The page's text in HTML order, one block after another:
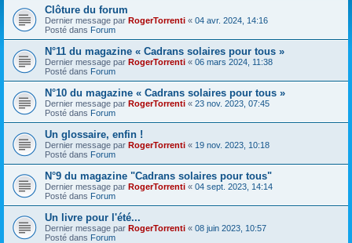
Clôture du forum
Dernier message par RogerTorrenti « 04 avr. 2024, 14:16
Posté dans Forum
N°11 du magazine « Cadrans solaires pour tous »
Dernier message par RogerTorrenti « 06 mars 2024, 11:38
Posté dans Forum
N°10 du magazine « Cadrans solaires pour tous »
Dernier message par RogerTorrenti « 23 nov. 2023, 07:45
Posté dans Forum
Un glossaire, enfin !
Dernier message par RogerTorrenti « 19 nov. 2023, 10:18
Posté dans Forum
N°9 du magazine "Cadrans solaires pour tous"
Dernier message par RogerTorrenti « 04 sept. 2023, 14:14
Posté dans Forum
Un livre pour l'été...
Dernier message par RogerTorrenti « 08 juin 2023, 10:57
Posté dans Forum